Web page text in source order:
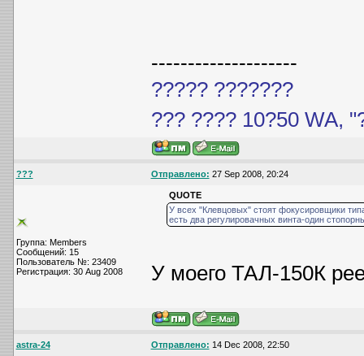
--------------------
????? ???????
??? ???? 10?50 WA,
??? Отправлено: 27 Sep 2008, 20:24
Группа: Members
Сообщений: 15
Пользователь №: 23409
Регистрация: 30 Aug 2008
QUOTE
У всех "Клевцовых" стоят фокусировщики
есть два регулировачных винта-один
У моего ТАЛ-150К
astra-24 Отправлено: 14 Dec 2008, 22:50